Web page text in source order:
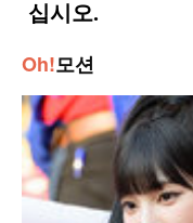
Oh!모션